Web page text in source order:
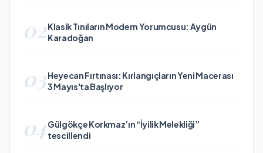
02Klasik Tınıların Modern Yorumcusu: Aygün
Karadoğan
03Heyecan Fırtınası: Kırlangıçların Yeni Macerası
3 Mayıs'ta Başlıyor
04Gülgökçe Korkmaz’ın “İyilik Melekliği”
tescillendi